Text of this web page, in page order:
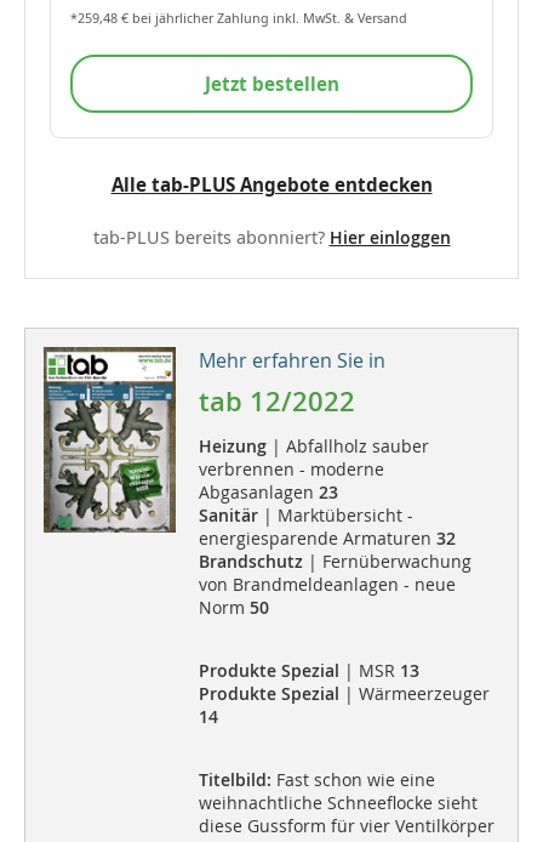
*259,48 € bei jährlicher Zahlung inkl. MwSt. & Versand
Jetzt bestellen
Alle tab-PLUS Angebote entdecken
tab-PLUS bereits abonniert? Hier einloggen
Mehr erfahren Sie in
tab 12/2022
Heizung | Abfallholz sauber
verbrennen - moderne
Abgasanlagen 23
Sanitär | Marktübersicht -
energiesparende Armaturen 32
Brandschutz | Fernüberwachung
von Brandmeldeanlagen - neue
Norm 50
Produkte Spezial | MSR 13
Produkte Spezial | Wärmeerzeuger
14
Titelbild: Fast schon wie eine
weihnachtliche Schneeflocke sieht
diese Gussform für vier Ventilkörper